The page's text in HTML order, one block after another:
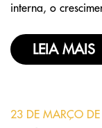
interna, o
LEIA MAIS
23 DE MARÇO